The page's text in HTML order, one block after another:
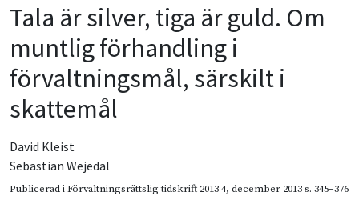
Tala är silver, tiga är guld. Om
muntlig förhandling i
förvaltningsmål, särskilt i
skattemål
David Kleist
Sebastian Wejedal
Publicerad iFörvaltningsrättslig tidskrift 2013 4, december 2013s. 345–376